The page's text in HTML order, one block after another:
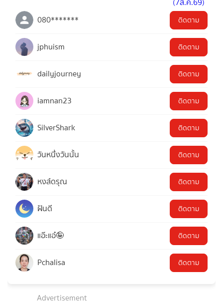
080******* ติดตาม
jphuism ติดตาม
dailyjourney ติดตาม
iamnan23 ติดตาม
SilverShark ติดตาม
วันหนึ่งวันนั้น ติดตาม
หงส์ดรุณ ติดตาม
ฝันดี ติดตาม
แอ๊ะแอ๋🤪 ติดตาม
Pchalisa ติดตาม
Advertisement